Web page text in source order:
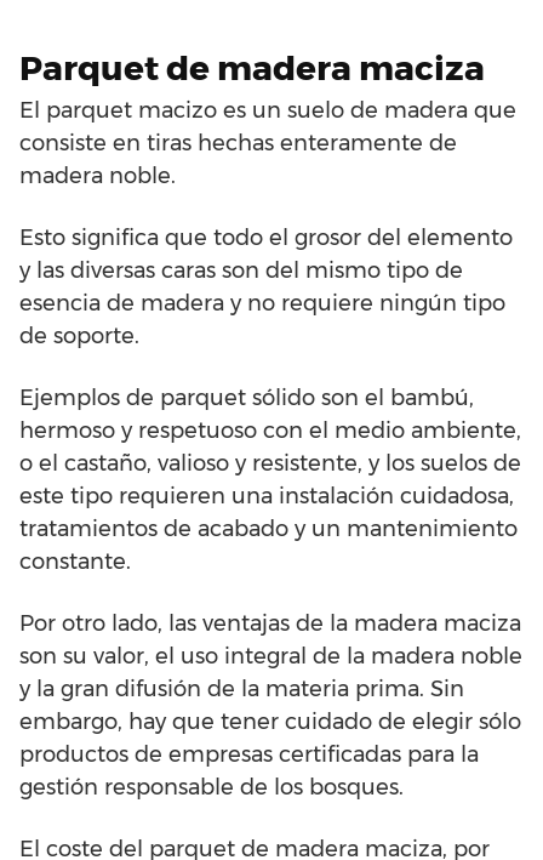
Parquet de madera maciza
El parquet macizo es un suelo de madera que
consiste en tiras hechas enteramente de
madera noble.
Esto significa que todo el grosor del elemento
y las diversas caras son del mismo tipo de
esencia de madera y no requiere ningún tipo
de soporte.
Ejemplos de parquet sólido son el bambú,
hermoso y respetuoso con el medio ambiente,
o el castaño, valioso y resistente, y los suelos de
este tipo requieren una instalación cuidadosa,
tratamientos de acabado y un mantenimiento
constante.
Por otro lado, las ventajas de la madera maciza
son su valor, el uso integral de la madera noble
y la gran difusión de la materia prima. Sin
embargo, hay que tener cuidado de elegir sólo
productos de empresas certificadas para la
gestión responsable de los bosques.
El coste del parquet de madera maciza, por